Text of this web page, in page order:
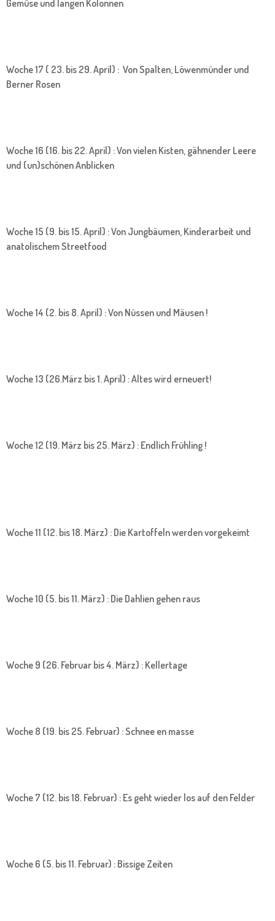
Gemüse und langen Kolonnen
Woche 17 ( 23. bis 29. April) : Von Spalten, Löwenmünder und
Berner Rosen
Woche 16 (16. bis 22. April) : Von vielen Kisten, gähnender Leere
und (un)schönen Anblicken
Woche 15 (9. bis 15. April) : Von Jungbäumen, Kinderarbeit und
anatolischem Streetfood
Woche 14 (2. bis 8. April) : Von Nüssen und Mäusen !
Woche 13 (26.März bis 1. April) : Altes wird erneuert!
Woche 12 (19. März bis 25. März) : Endlich Frühling !
Woche 11 (12. bis 18. März) : Die Kartoffeln werden vorgekeimt
Woche 10 (5. bis 11. März) : Die Dahlien gehen raus
Woche 9 (26. Februar bis 4. März) : Kellertage
Woche 8 (19. bis 25. Februar) : Schnee en masse
Woche 7 (12. bis 18. Februar) : Es geht wieder los auf den Felder
Woche 6 (5. bis 11. Februar) : Bissige Zeiten